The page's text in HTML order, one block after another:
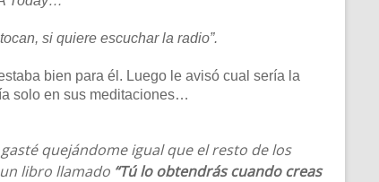
si quiere escuchar la radio”.
bien para él. Luego le avisó cual sería la
solo en sus meditaciones…
quejándome igual que el resto de los
libro llamado “Tú lo obtendrás cuando creas